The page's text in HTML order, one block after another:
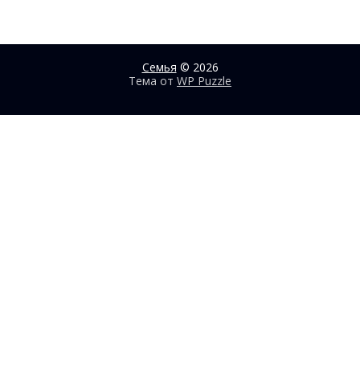
Семья © 2026
Тема от WP Puzzle